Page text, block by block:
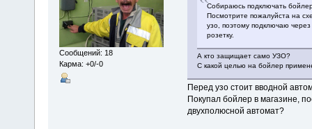
Сообщений: 18
Карма: +0/-0
Собираюсь подключать
Посмотрите пожалуйста на
узо, поэтому подключаю
розетку.
А кто защищает само УЗО?
С какой целью на бойлер
Перед узо стоит вводной
Покупал бойлер в магазине,
двухполюсной автомат?